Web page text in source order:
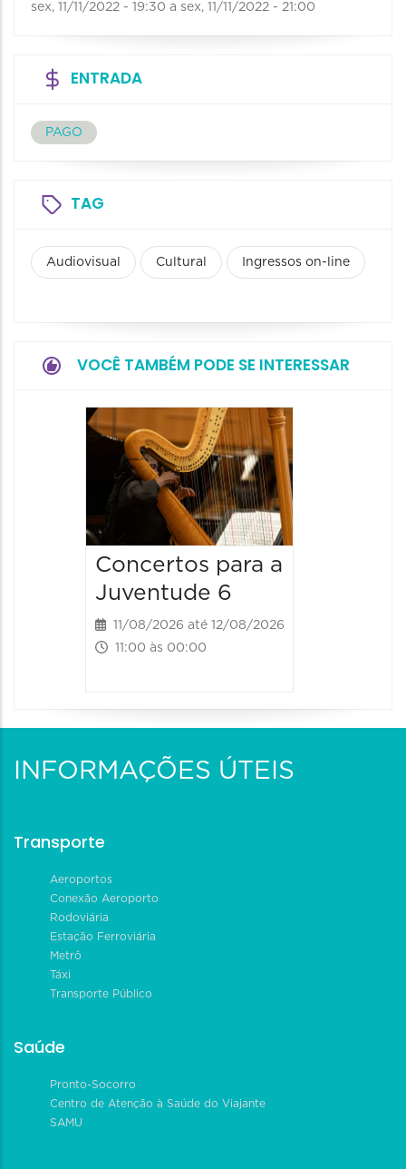
sex, 11/11/2022 - 19:30 a sex, 11/11/2022 - 21:00
ENTRADA
PAGO
TAG
Audiovisual Cultural Ingressos on-line
VOCÊ TAMBÉM PODE SE INTERESSAR
Concertos para a
Juventude 6
11/08/2026 até 12/08/2026
11:00 às 00:00
INFORMAÇÕES ÚTEIS
Transporte
Aeroportos
Conexão Aeroporto
Rodoviária
Estação Ferroviária
Metrô
Táxi
Transporte Público
Saúde
Pronto-Socorro
Centro de Atenção à Saúde do Viajante
SAMU